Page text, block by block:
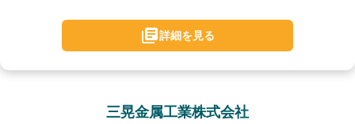
詳細を見る
三晃金属工業株式会社